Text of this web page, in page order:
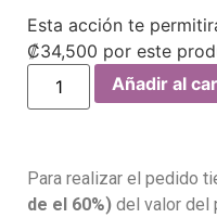
Esta acción te
₡34,500 por este
Añadir al
Para realizar el pedido
de el 60%) del valor del